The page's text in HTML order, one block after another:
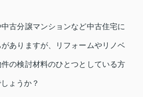
古分譲マンションなど中古住宅に
ありますが、リフォームやリノベ
の検討材料のひとつとしている方
ょうか？